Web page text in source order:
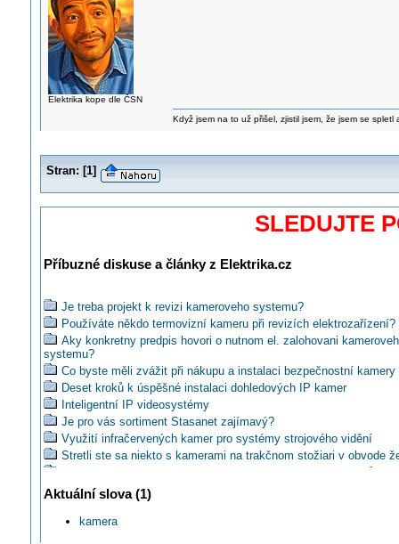
Elektrika kope dle ČSN
Když jsem na to už přišel, zjistil jsem, že jsem se
Stran: [1]
SLEDUJTE
Příbuzné diskuse a články z Elektrika.cz
Je treba projekt k revizi kameroveho systemu?
Používáte někdo termovizní kameru při revizích elektrozařízení?
Aky konkretny predpis hovori o nutnom el. zalohovani
systemu?
Co byste měli zvážit při nákupu a instalaci bezpečnostní kamery
Deset kroků k úspěšné instalaci dohledových IP kamer
Inteligentní IP videosystémy
Je pro vás sortiment Stasanet zajímavý?
Využití infračervených kamer pro systémy strojového vidění
Stretli ste sa niekto s kamerami na trakčnom stožiari v obvode
Víte už o nových discích WD pro kamerové systémy?
Jak ochráníte kamerové systémy před bleskem a přepětím?
Aktuální slova (1)
kamera